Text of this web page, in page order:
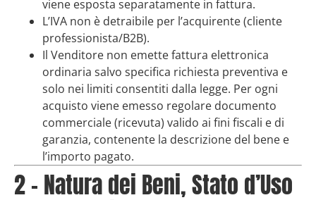
viene esposta separatamente in fattura.
L’IVA non è detraibile per l’acquirente (cliente
professionista/B2B).
Il Venditore non emette fattura elettronica
ordinaria salvo specifica richiesta preventiva e
solo nei limiti consentiti dalla legge. Per ogni
acquisto viene emesso regolare documento
commerciale (ricevuta) valido ai fini fiscali e di
garanzia, contenente la descrizione del bene e
l’importo pagato.
2 – Natura dei Beni, Stato d’Uso